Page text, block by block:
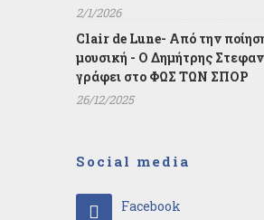
2/1/2026
Clair de Lune- Από την
μουσική - Ο Δημήτρης
γράφει στο ΦΩΣ ΤΩΝ ΣΠΟΡ
26/12/2025
Social media
Facebook